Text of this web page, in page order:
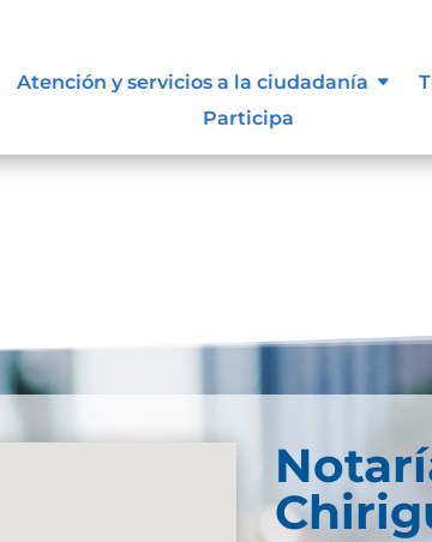
Atención y servicios a la ciudadanía
Participa
información